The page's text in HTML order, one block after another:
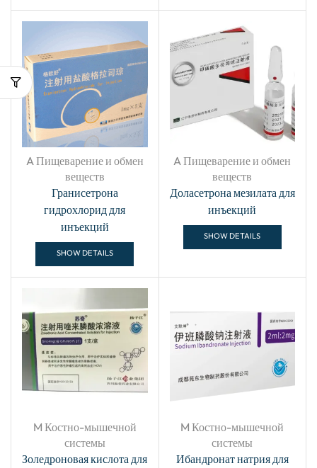
A Пищеварение и обмен
веществ
Гранисетрона
гидрохлорид для
инъекций
SHOW DETAILS
A Пищеварение и обмен
веществ
Доласетрона мезилата для
инъекций
SHOW DETAILS
M Костно-мышечной
системы
Золедроновая кислота для
M Костно-мышечной
системы
Ибандронат натрия для